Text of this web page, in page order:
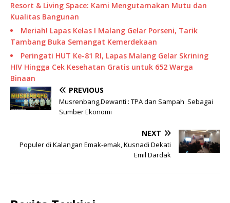
Resort & Living Space: Kami Mengutamakan Mutu dan
Kualitas Bangunan
Meriah! Lapas Kelas I Malang Gelar Porseni, Tarik
Tambang Buka Semangat Kemerdekaan
Peringati HUT Ke-81 RI, Lapas Malang Gelar Skrining
HIV Hingga Cek Kesehatan Gratis untuk 652 Warga
Binaan
PREVIOUS
Musrenbang,Dewanti : TPA dan Sampah Sebagai
Sumber Ekonomi
NEXT
Populer di Kalangan Emak-emak, Kusnadi Dekati
Emil Dardak